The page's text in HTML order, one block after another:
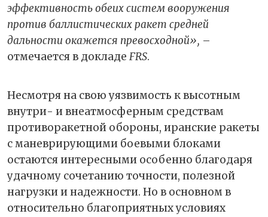
эффективность обеих систем вооружения
против баллистических ракет средней
дальности окажется превосходной», –
отмечается в докладе FRS.
Несмотря на свою уязвимость к высотным
внутри- и внеатмосферным средствам
противоракетной обороны, иранские ракеты
с маневрирующими боевыми блоками
остаются интересными особенно благодаря
удачному сочетанию точности, полезной
нагрузки и надежности. Но в основном в
относительно благоприятных условиях